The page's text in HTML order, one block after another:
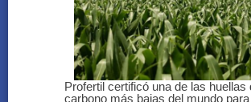
Profertil certificó una de las huellas
carbono más bajas del mundo